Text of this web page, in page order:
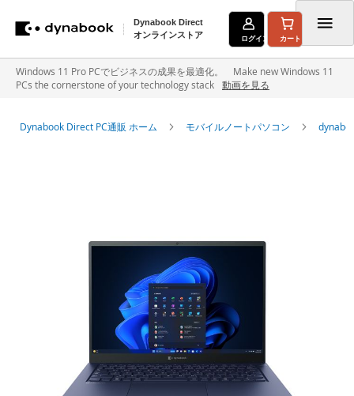
Dynabook Direct
オンラインストア
ログイン カート
Windows 11 Pro PCでビジネスの成果を最適化。 Make new Windows 11
PCs the cornerstone of your technology stack
動画を見る
Dynabook Direct PC通販 ホーム モバイルノートパソコン